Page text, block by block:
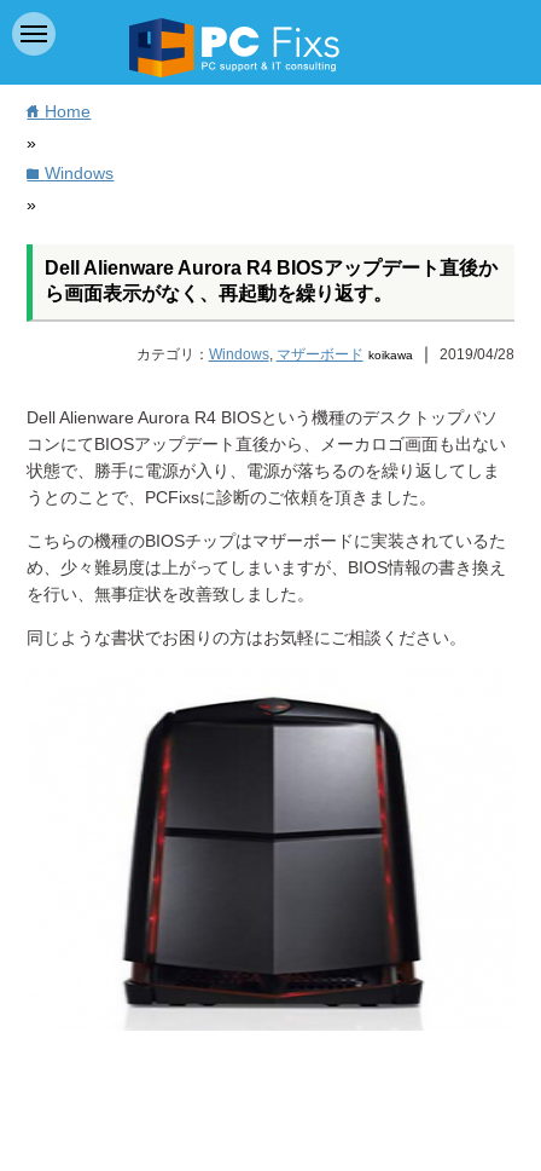
home Home
»
folderWindows
»
Dell Alienware Aurora R4 BIOSアップデート直後か
ら画面表示がなく、再起動を繰り返す。
カテゴリ： Windows, マザーボード koikawa ｜ 2019/04/28
Dell Alienware Aurora R4 BIOSという機種のデスクトップパソ
コンにてBIOSアップデート直後から、メーカロゴ画面も出ない
状態で、勝手に電源が入り、電源が落ちるのを繰り返してしま
うとのことで、PCFixsに診断のご依頼を頂きました。
こちらの機種のBIOSチップはマザーボードに実装されているた
め、少々難易度は上がってしまいますが、BIOS情報の書き換え
を行い、無事症状を改善致しました。
同じような書状でお困りの方はお気軽にご相談ください。